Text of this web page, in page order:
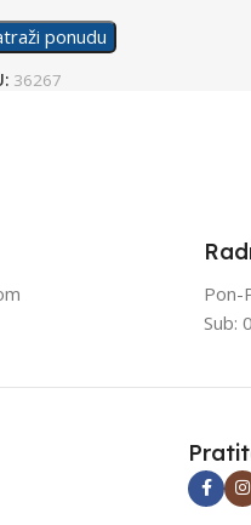
ponudu
36267
Pon-
Sub: